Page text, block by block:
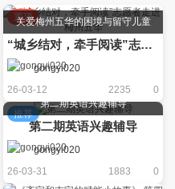
置顶
关爱梅州五华的困境与留守儿童
“城乡结对，牵手阅读”志愿者走进梅州五华
gongyi020
26-03-12
2235 0
推荐
第二期英语兴趣辅导
第二期英语兴趣辅导
gongyi020
26-03-31
1883 0